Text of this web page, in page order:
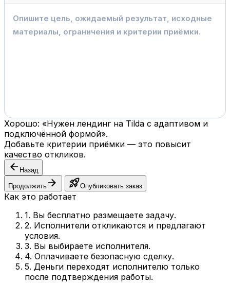
Хорошо: «Нужен лендинг на Tilda с адаптивом и
подключённой формой».
Добавьте критерии приёмки — это повысит
качество откликов.
arrow_back Назад
Продолжить arrow_forward rocket_launchОпубликовать заказ
Как это работает
1. Вы бесплатно размещаете задачу.
2. Исполнители откликаются и предлагают
условия.
3. Вы выбираете исполнителя.
4. Оплачиваете безопасную сделку.
5. Деньги переходят исполнителю только
после подтверждения работы.